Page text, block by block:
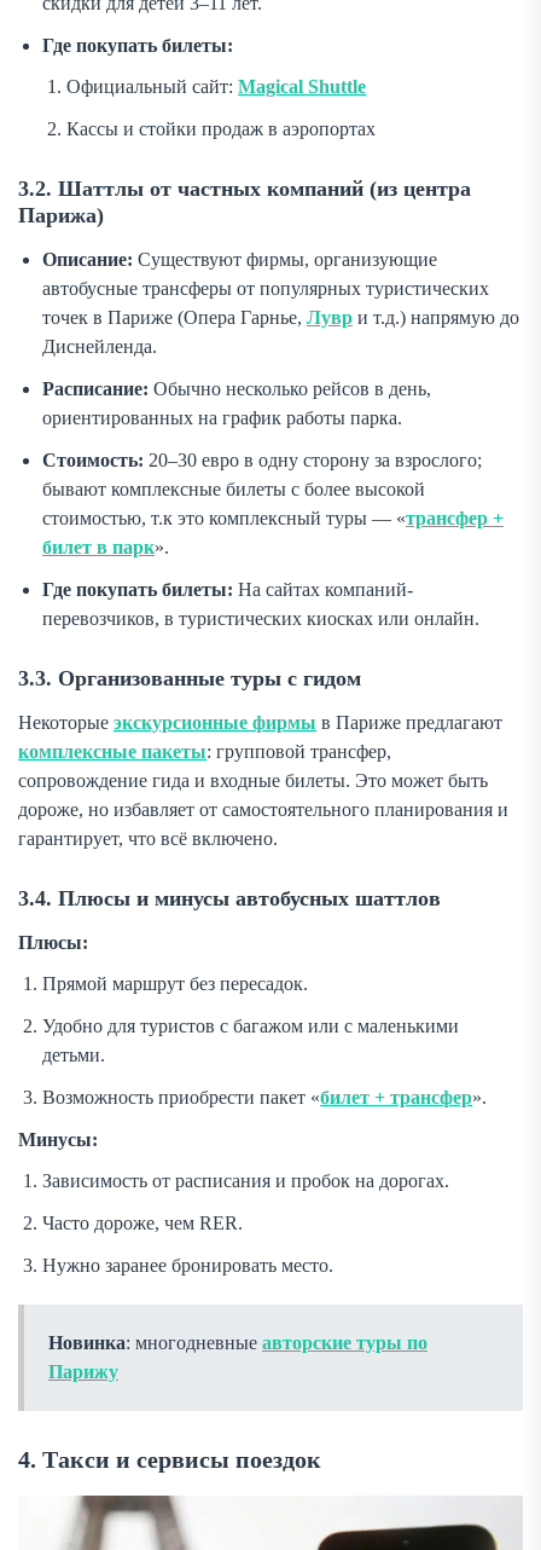
Где покупать билеты:
Официальный сайт: Magical Shuttle
Кассы и стойки продаж в аэропортах
3.2. Шаттлы от частных компаний (из центра
Парижа)
Описание: Существуют фирмы, организующие
автобусные трансферы от популярных туристических
точек в Париже (Опера Гарнье, Лувр и т.д.) напрямую до
Диснейленда.
Расписание: Обычно несколько рейсов в день,
ориентированных на график работы парка.
Стоимость: 20–30 евро в одну сторону за взрослого;
бывают комплексные билеты с более высокой
стоимостью, т.к это комплексный туры — «трансфер +
билет в парк».
Где покупать билеты: На сайтах компаний-
перевозчиков, в туристических киосках или онлайн.
3.3. Организованные туры с гидом
Некоторые экскурсионные фирмы в Париже предлагают
комплексные пакеты: групповой трансфер,
сопровождение гида и входные билеты. Это может быть
дороже, но избавляет от самостоятельного планирования и
гарантирует, что всё включено.
3.4. Плюсы и минусы автобусных шаттлов
Плюсы:
Прямой маршрут без пересадок.
Удобно для туристов с багажом или с маленькими
детьми.
Возможность приобрести пакет «билет + трансфер».
Минусы:
Зависимость от расписания и пробок на дорогах.
Часто дороже, чем RER.
Нужно заранее бронировать место.
Новинка: многодневные авторские туры по
Парижу
4. Такси и сервисы поездок